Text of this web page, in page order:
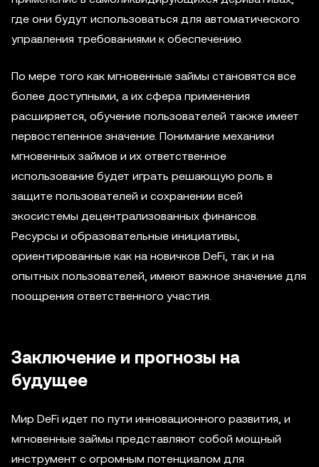
где они будут использоваться для автоматического
управления требованиями к обеспечению.
По мере того как мгновенные займы становятся все
более доступными, а их сфера применения
расширяется, обучение пользователей также имеет
первостепенное значение. Понимание механики
мгновенных займов и их ответственное
использование будет играть решающую роль в
защите пользователей и сохранении всей
экосистемы децентрализованных финансов.
Ресурсы и образовательные инициативы,
ориентированные как на новичков DeFi, так и на
опытных пользователей, имеют важное значение для
поощрения ответственного участия.
Заключение и прогнозы на
будущее
Мир DeFi идет по пути инновационного развития, и
мгновенные займы представляют собой мощный
инструмент с огромным потенциалом для